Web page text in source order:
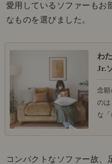
愛用しているソファーもお
なものを選びました。
わ
Jr.
念
の
な
コンパクトなソファー故、